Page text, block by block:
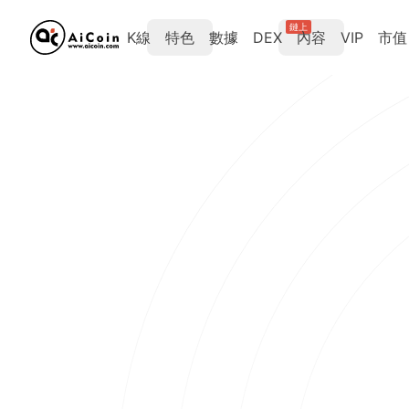
K線 特色 數據 DEX
鏈上
內容 VIP 市值